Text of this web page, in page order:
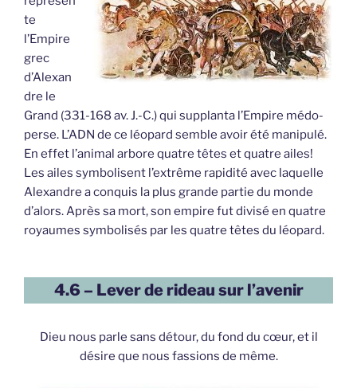
te
l’Empire
grec
d’Alexan
dre le
Grand (331-168 av. J.-C.) qui supplanta l’Empire médo-
perse. L’ADN de ce léopard semble avoir été manipulé.
En effet l’animal arbore quatre têtes et quatre ailes!
Les ailes symbolisent l’extrême rapidité avec laquelle
Alexandre a conquis la plus grande partie du monde
d’alors. Après sa mort, son empire fut divisé en quatre
royaumes symbolisés par les quatre têtes du léopard.
4.6 – Lever de rideau sur l’avenir
Dieu nous parle sans détour, du fond du cœur, et il
désire que nous fassions de même.